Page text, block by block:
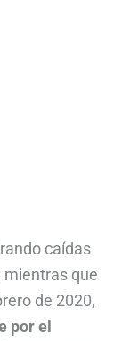
caídas
mientras que
de 2020,
por el